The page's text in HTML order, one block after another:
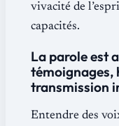
vivacité de
capacités.
La parole est
témoignages,
transmission
Entendre des